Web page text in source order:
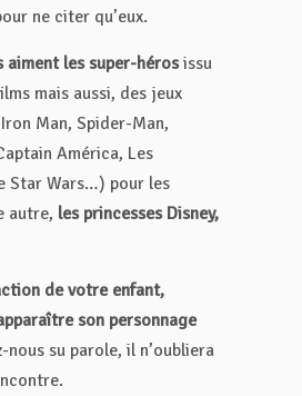
ne citer qu’eux.
aiment les super-hérosissu
mais aussi, des jeux
Man, Spider-Man,
América, Les
Star Wars…) pour les
autre, les princesses Disney,
de votre enfant,
son personnage
nous su parole, il n’oubliera